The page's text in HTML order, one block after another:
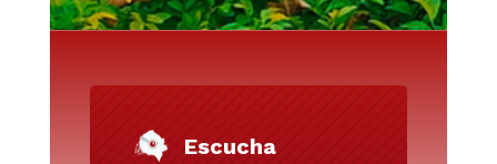
Escucha